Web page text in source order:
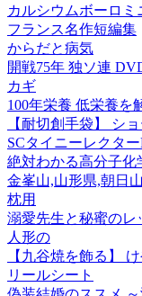
カルシウムボーロミ
フランス名作短編集
からだと病気
開戦75年 独ソ連
カギ
100年栄養 低栄養を
【耐切創手袋】 シ
SCタイニーレクタ
絶対わかる高分子化
金峯山,山形県,朝日
枕用
溺愛先生と秘蜜のレ
人形の
【九谷焼を飾る】
リールシート